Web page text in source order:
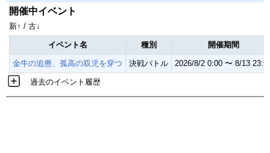
開催中イベント
新↑ / 古↓
イベント名 種別 開催期間
金牛の追憊、孤高の双児を穿つ 決戦バトル 2026/8/2 0:00 〜 8/13
過去のイベント履歴